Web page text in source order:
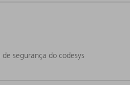
segurança do codesys